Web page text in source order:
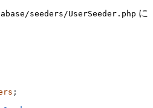
seeders/UserSeeder.php に
;